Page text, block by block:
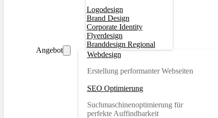
Logodesign
Brand Design
Corporate Identity
Flyerdesign
Branddesign Regional
Angebot
Webdesign
Erstellung performanter Webseiten
SEO Optimierung
Suchmaschinenoptimierung für
perfekte Auffindbarkeit